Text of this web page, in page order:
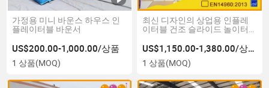
가정용 미니 바운스 하우스 인
플레이터블 바운서
US$200.00-1,000.00/상품
1 상품(MOQ)
최신 디자인의 상업용 인플레
이터블 건조 슬라이드 놀이터
US$1,150.00-1,380.00/상품
1 상품(MOQ)